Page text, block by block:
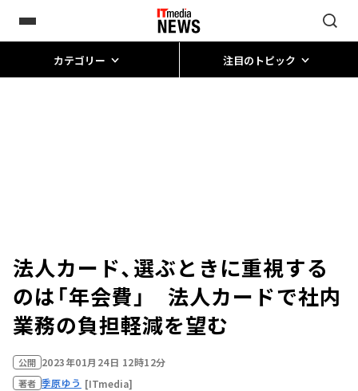
カテゴリー 注目のトピック
法人カード、選ぶときに重視する
のは「年会費」 法人カードで社内
業務の負担軽減を望む
公開 2023年01月24日 12時12分
著者 季原ゆう [ITmedia]